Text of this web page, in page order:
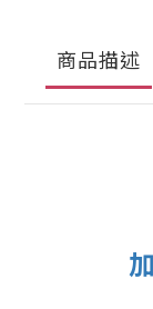
商品描述